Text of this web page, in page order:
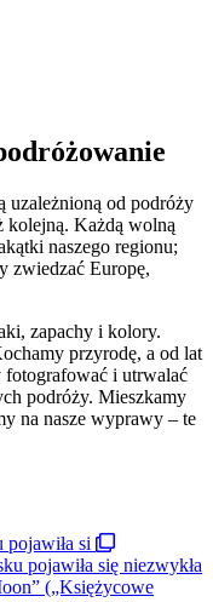
uzależnioną od podróży
kolejną. Każdą wolną
naszego regionu;
zwiedzać Europę,
zapachy i kolory.
przyrodę, a od lat
i utrwalać
podróży. Mieszkamy
na nasze wyprawy – te
si